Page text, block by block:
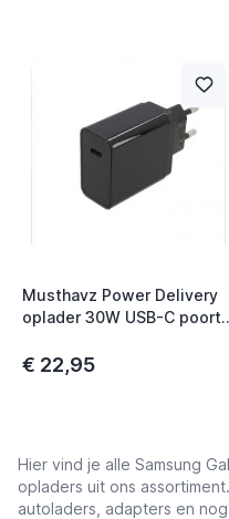
Musthavz Power Delivery
oplader 30W USB-C poort
€ 22,95
Hier vind je alle Samsung
opladers uit ons
autoladers, adapters en